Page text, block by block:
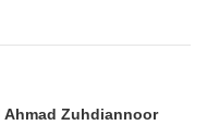
Zuhdiannoor